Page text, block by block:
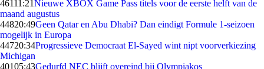
46111:21Nieuwe XBOX Game Pass titels voor de eerste helft van de
maand augustus
44820:49Geen Qatar en Abu Dhabi? Dan eindigt Formule 1-seizoen
mogelijk in Europa
44720:34Progressieve Democraat El-Sayed wint nipt voorverkiezing
Michigan
40105:43Gedurfd NEC blijft overeind bij Olympiakos